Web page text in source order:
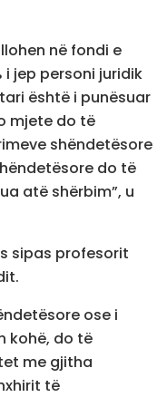
në fondi e
i jep personi juridik
është i punësuar
mjete do të
shëndetësore
do të
atë shërbim”, u
sipas profesorit
ose i
kohë, do të
me gjitha
të